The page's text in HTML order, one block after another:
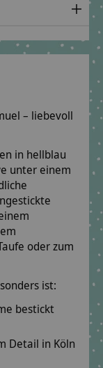
– liebevoll
in hellblau
unter einem
oder zum
ist:
bestickt
Detail in Köln